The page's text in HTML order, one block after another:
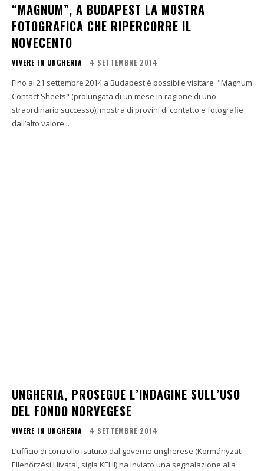
“MAGNUM”, A BUDAPEST LA MOSTRA
FOTOGRAFICA CHE RIPERCORRE IL
NOVECENTO
VIVERE IN UNGHERIA 4 SETTEMBRE 2014
Fino al 21 settembre 2014 a Budapest è possibile visitare "Magnum
Contact Sheets" (prolungata di un mese in ragione di uno
straordinario successo), mostra di provini di contatto e fotografie
dall’alto valore...
UNGHERIA, PROSEGUE L’INDAGINE SULL’USO
DEL FONDO NORVEGESE
VIVERE IN UNGHERIA 4 SETTEMBRE 2014
L’ufficio di controllo istituito dal governo ungherese (Kormányzati
Ellenőrzési Hivatal, sigla KEHI) ha inviato una segnalazione alla